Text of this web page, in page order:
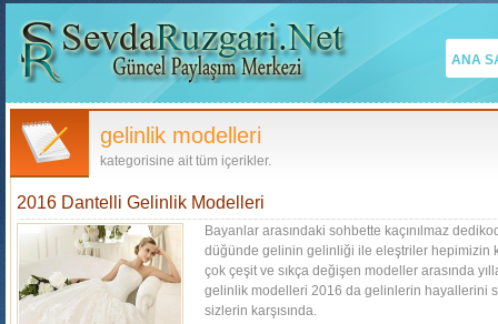
ANA
gelinlik modelleri
kategorisine ait tüm içerikler.
2016 Dantelli Gelinlik Modelleri
Bayanlar arasındaki sohbette kaçınılmaz
düğünde gelinin gelinliği ile eleştriler hepimizin
çok çeşit ve sıkça değişen modeller arasında
gelinlik modelleri 2016 da gelinlerin hayallerini
sizlerin karşısında.